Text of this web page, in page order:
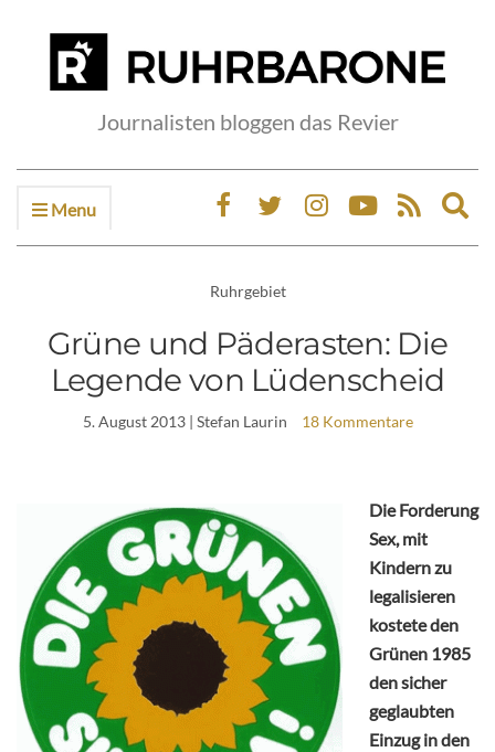
Journalisten bloggen das Revier
Menu
Ruhrgebiet
Grüne und Päderasten: Die
Legende von Lüdenscheid
5. August 2013| Stefan Laurin 18 Kommentare
Die Forderung
Sex, mit
Kindern zu
legalisieren
kostete den
Grünen 1985
den sicher
geglaubten
Einzug in den